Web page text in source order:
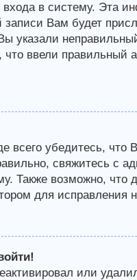
в систему. Эта
записи Вам будет
указали
ввели правильный
всего убедитесь, что
свяжитесь с
Также возможно, что
для исправления
или